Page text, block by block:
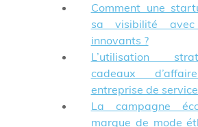
Comment une
sa visibilité
innovants ?
L’utilisation
cadeaux
entreprise de
La campagne
marque de mode